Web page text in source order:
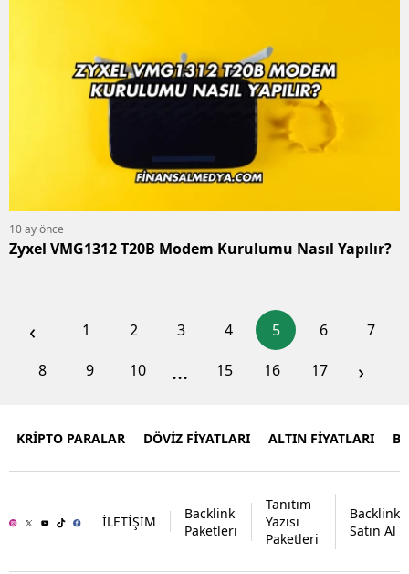
10 ay önce
Zyxel VMG1312 T20B Modem Kurulumu Nasıl Yapılır?
‹ 1 2 3 4 5 6
7
8
9 10 ... 15 16 17 ›
KRİPTO PARALAR DÖVİZ FİYATLARI ALTIN FİYATLARI
İLETİŞİM
Backlink
Paketleri
Tanıtım
Yazısı
Paketleri
Backlink
Satın Al